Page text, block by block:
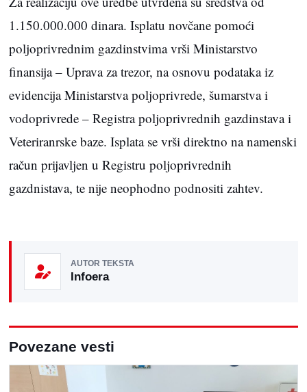
1.150.000.000 dinara. Isplatu novčane pomoći
poljoprivrednim gazdinstvima vrši Ministarstvo
finansija – Uprava za trezor, na osnovu podataka iz
evidencija Ministarstva poljoprivrede, šumarstva i
vodoprivrede – Registra poljoprivrednih gazdinstava i
Veteriranrske baze. Isplata se vrši direktno na namenski
račun prijavljen u Registru poljoprivrednih
gazdnistava, te nije neophodno podnositi zahtev.
AUTOR TEKSTA
Infoera
Povezane vesti